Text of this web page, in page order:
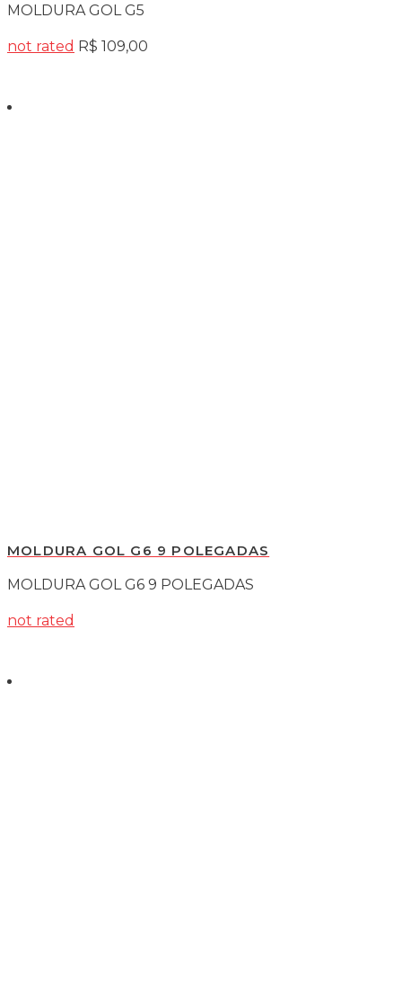
MOLDURA GOL G5
not rated R$ 109,00
MOLDURA GOL G6 9 POLEGADAS
MOLDURA GOL G6 9 POLEGADAS
not rated